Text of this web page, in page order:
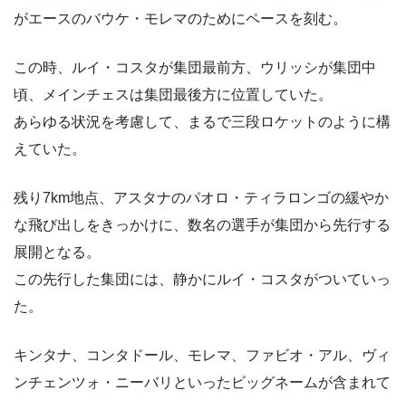
がエースのバウケ・モレマのためにペースを刻む。
この時、ルイ・コスタが集団最前方、ウリッシが集団中
頃、メインチェスは集団最後方に位置していた。
あらゆる状況を考慮して、まるで三段ロケットのように構
えていた。
残り7km地点、アスタナのパオロ・ティラロンゴの緩やか
な飛び出しをきっかけに、数名の選手が集団から先行する
展開となる。
この先行した集団には、静かにルイ・コスタがついていっ
た。
キンタナ、コンタドール、モレマ、ファビオ・アル、ヴィ
ンチェンツォ・ニーバリといったビッグネームが含まれて